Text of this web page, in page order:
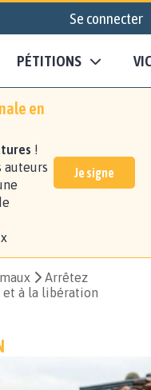
Se connecter
PÉTITIONS
en
!
auteurs
Je signe
Arrêtez
et à la libération